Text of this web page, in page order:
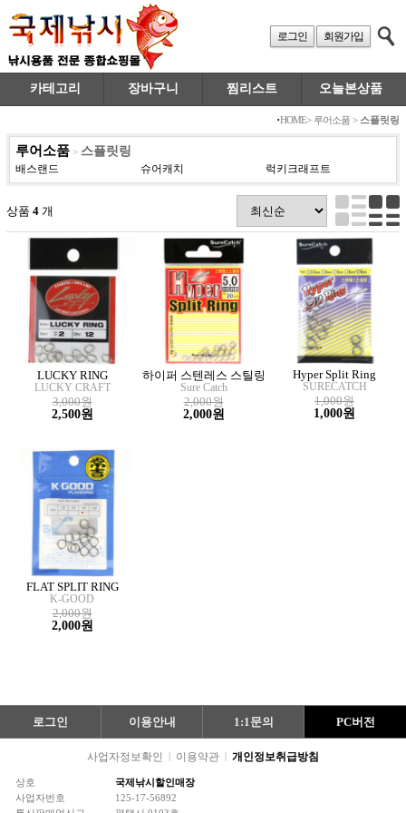
로그인 회원가입
카테고리 장바구니 찜리스트 오늘본상품
·HOME> 루어소품 > 스플릿링
루어소품 > 스플릿링
배스랜드 슈어캐치 럭키크래프트
상품 4 개
LUCKY RING
LUCKY CRAFT
3,000원
2,500원
하이퍼 스텐레스 스틸링
Sure Catch
2,000원
2,000원
Hyper Split Ring
SURECATCH
1,000원
1,000원
FLAT SPLIT RING
K-GOOD
2,000원
2,000원
로그인 이용안내 1:1문의 PC버전
사업자정보확인 | 이용약관 | 개인정보취급방침
상호
국제낚시할인매장
사업자번호
125-17-56892